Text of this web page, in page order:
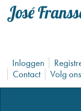
Inloggen
Contact
Volg